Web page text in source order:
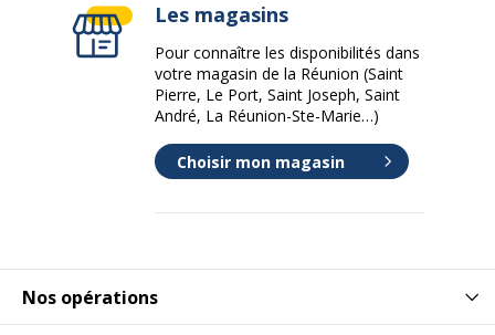
Nombre de connecteurs
d'entrée
1
Type de connecteur d'entrée
Automobile cigarette
lighter
USB de type A 4 broches
Etat du produit
Nos opérations
Les magasins
Pour connaître les disponibilités dans
votre magasin de la Réunion (Saint
Pierre, Le Port, Saint Joseph, Saint
André, La Réunion-Ste-Marie…)
Choisir mon magasin